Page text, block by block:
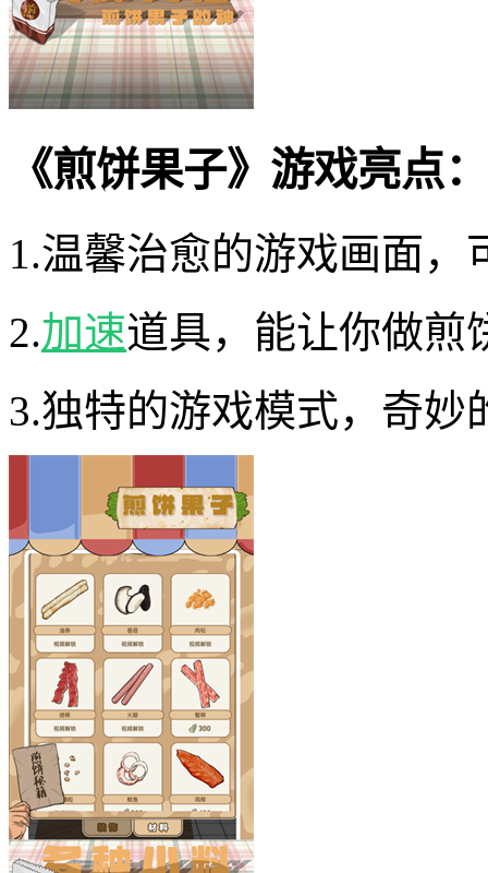
《煎饼果子》游戏亮点：
1.温馨治愈的游戏画面
2.加速道具，能让你做煎
3.独特的游戏模式，奇妙